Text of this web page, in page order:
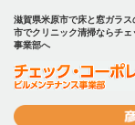
滋賀県米原市で床と窓ガラ
市でクリニック清掃ならチ
事業部へ